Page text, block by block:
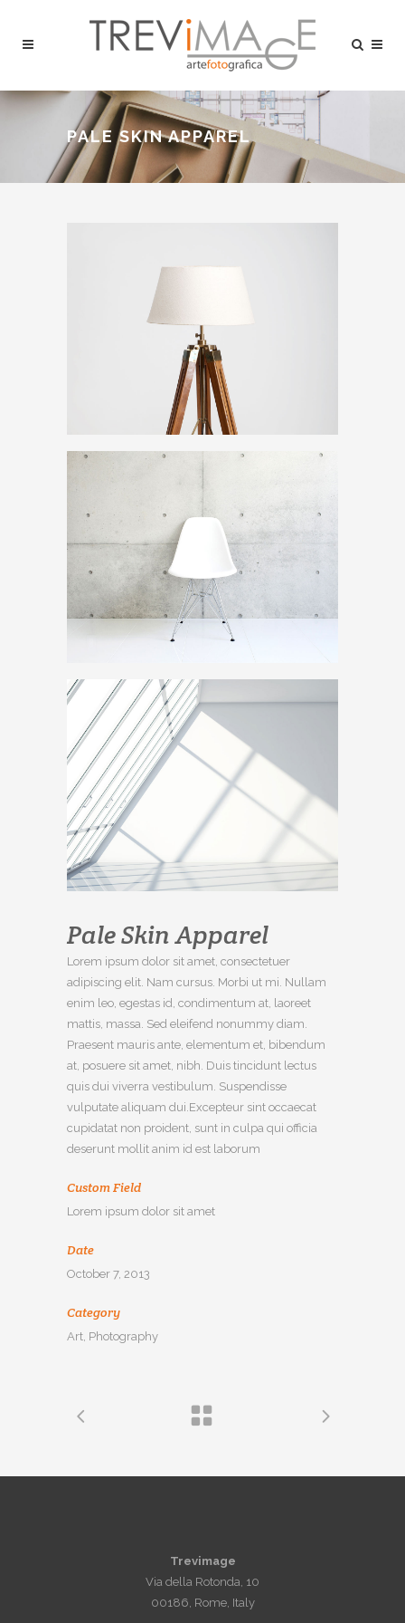
PALE SKIN APPAREL
Pale Skin Apparel
Lorem ipsum dolor sit amet, consectetuer
adipiscing elit. Nam cursus. Morbi ut mi. Nullam
enim leo, egestas id, condimentum at, laoreet
mattis, massa. Sed eleifend nonummy diam.
Praesent mauris ante, elementum et, bibendum
at, posuere sit amet, nibh. Duis tincidunt lectus
quis dui viverra vestibulum. Suspendisse
vulputate aliquam dui.Excepteur sint occaecat
cupidatat non proident, sunt in culpa qui officia
deserunt mollit anim id est laborum
Custom Field
Lorem ipsum dolor sit amet
Date
October 7, 2013
Category
Art, Photography
Trevimage
Via della Rotonda, 10
00186, Rome, Italy